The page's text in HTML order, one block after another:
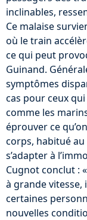
inclinables,
Ce malaise
où le train
ce qui peut
Guinand.
symptômes
cas pour ceux
comme les
éprouver ce
corps, habitué
s’adapter à
Cugnot conclut :
à grande vitesse,
certaines
nouvelles